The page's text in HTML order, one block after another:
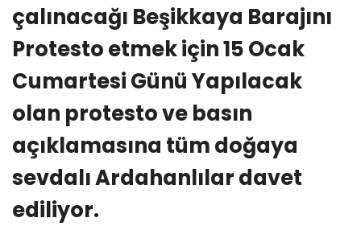
çalınacağı Beşikkaya Barajını
Protesto etmek için 15 Ocak
Cumartesi Günü Yapılacak
olan protesto ve basın
açıklamasına tüm doğaya
sevdalı Ardahanlılar davet
ediliyor.